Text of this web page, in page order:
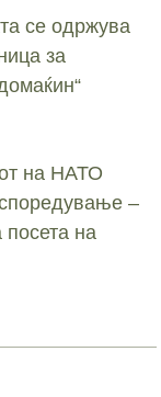
се одржува
за
на НАТО
–
посета на